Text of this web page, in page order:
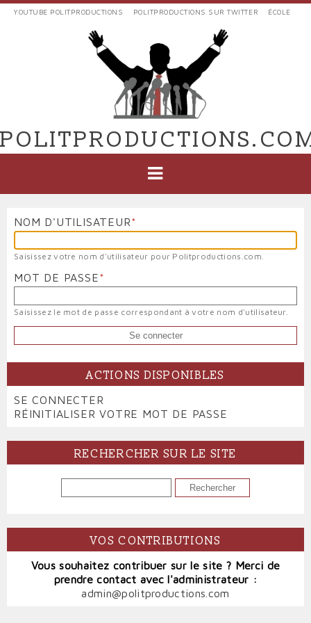
Aller
EXTERNES
POLIT'PRODUCTIONS
YOUTUBE POLITPRODUCTIONS POLITPRODUCTIONS SUR TWITTER ÉCOLE
NOM D'UTILISATEUR
Saisissez votre nom d'utilisateur pour Politproductions.com.
MOT DE PASSE
Saisissez le mot de passe correspondant à votre nom d'utilisateur.
ACTIONS DISPONIBLES
PRIMARY
TABS
SE CONNECTER
ACTIF)
RÉINITIALISER VOTRE MOT DE PASSE
RECHERCHER SUR LE SITE
VOS CONTRIBUTIONS
Vous souhaitez contribuer sur le site ? Merci de
prendre contact avec l'administrateur :
admin@politproductions.com